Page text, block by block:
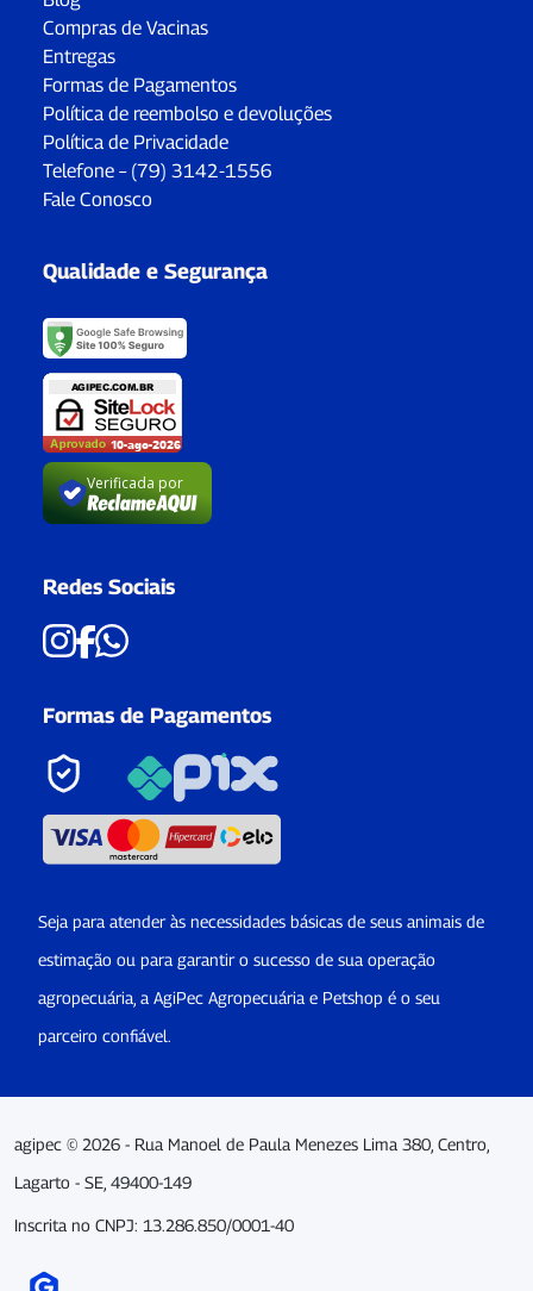
Compras de Vacinas
Entregas
Formas de Pagamentos
Política de reembolso e devoluções
Política de Privacidade
Telefone – (79) 3142-1556
Fale Conosco
Qualidade e Segurança
Verificada por
Redes Sociais
Formas de Pagamentos
Seja para atender às necessidades básicas de seus animais de
estimação ou para garantir o sucesso de sua operação
agropecuária, a AgiPec Agropecuária e Petshop é o seu
parceiro confiável.
agipec © 2026 - Rua Manoel de Paula Menezes Lima 380, Centro,
Lagarto - SE, 49400-149
Inscrita no CNPJ: 13.286.850/0001-40